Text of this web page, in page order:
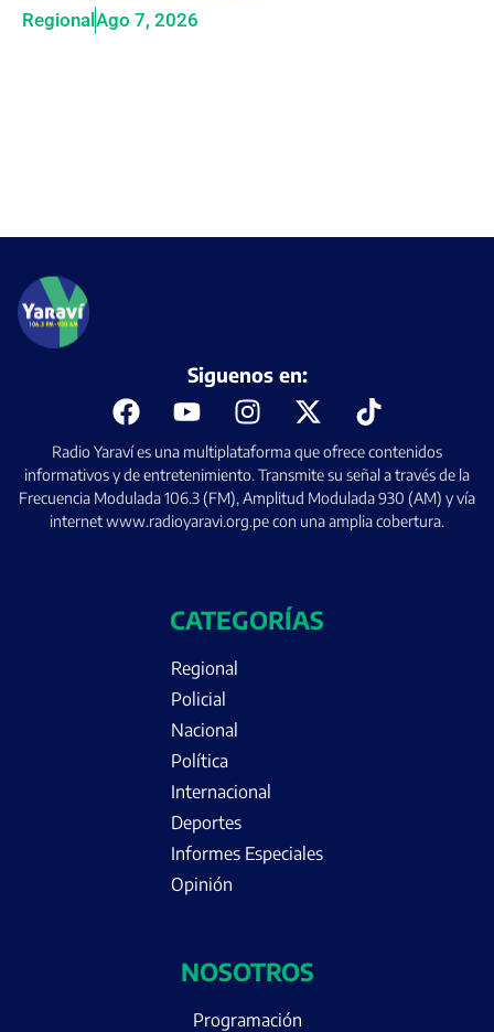
RegionalAgo 7, 2026
Radio Yaraví es una multiplataforma que ofrece contenidos
informativos y de entretenimiento. Transmite su señal a través de la
Frecuencia Modulada 106.3 (FM), Amplitud Modulada 930 (AM) y vía
internet www.radioyaravi.org.pe con una amplia cobertura.
Siguenos en:
CATEGORÍAS
Regional
Policial
Nacional
Política
Internacional
Deportes
Informes Especiales
Opinión
NOSOTROS
Programación